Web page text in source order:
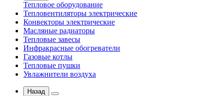
Тепловое оборудование
Тепловентиляторы электрические
Конвекторы электрические
Масляные радиаторы
Тепловые завесы
Инфракрасные обогреватели
Газовые котлы
Тепловые пушки
Увлажнители воздуха
Назад